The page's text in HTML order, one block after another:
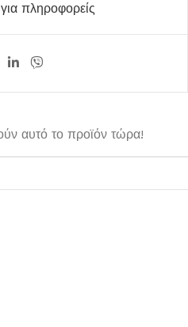
πληροφορείς
αυτό το προϊόν τώρα!